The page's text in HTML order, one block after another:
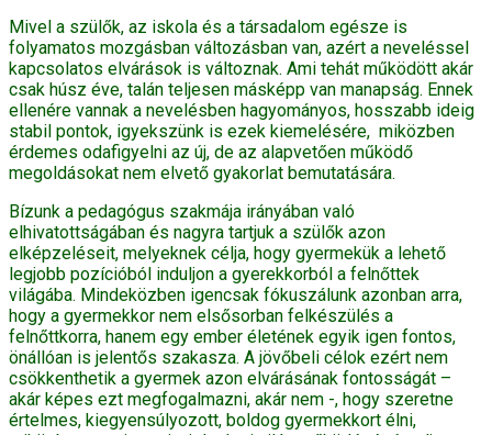
Mivel a szülők, az iskola és a társadalom egésze is
folyamatos mozgásban változásban van, azért a neveléssel
kapcsolatos elvárások is változnak. Ami tehát működött akár
csak húsz éve, talán teljesen másképp van manapság. Ennek
ellenére vannak a nevelésben hagyományos, hosszabb ideig
stabil pontok, igyekszünk is ezek kiemelésére, miközben
érdemes odafigyelni az új, de az alapvetően működő
megoldásokat nem elvető gyakorlat bemutatására.
Bízunk a pedagógus szakmája irányában való
elhivatottságában és nagyra tartjuk a szülők azon
elképzeléseit, melyeknek célja, hogy gyermekük a lehető
legjobb pozícióból induljon a gyerekkorból a felnőttek
világába. Mindeközben igencsak fókuszálunk azonban arra,
hogy a gyermekkor nem elsősorban felkészülés a
felnőttkorra, hanem egy ember életének egyik igen fontos,
önállóan is jelentős szakasza. A jövőbeli célok ezért nem
csökkenthetik a gyermek azon elvárásának fontosságát –
akár képes ezt megfogalmazni, akár nem -, hogy szeretne
értelmes, kiegyensúlyozott, boldog gyermekkort élni,